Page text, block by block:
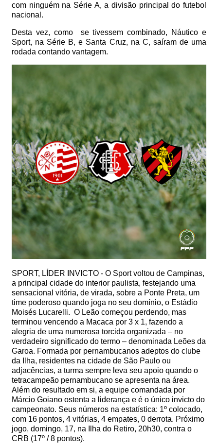
com ninguém na Série A, a divisão principal do futebol
nacional.
Desta vez, como
se tivessem combinado, Náutico e
Sport, na Série B, e Santa Cruz, na C, saíram de uma
rodada contando vantagem.
SPORT, LÍDER INVICTO - O Sport voltou de Campinas,
a principal cidade do interior paulista, festejando uma
sensacional vitória, de virada, sobre a Ponte Preta, um
time poderoso quando joga no seu domínio, o Estádio
Moisés Lucarelli. O Leão começou perdendo, mas
terminou vencendo a Macaca por 3 x 1, fazendo a
alegria de uma numerosa torcida organizada – no
verdadeiro significado do termo – denominada Leões da
Garoa. Formada por pernambucanos adeptos do clube
da Ilha, residentes na cidade de São Paulo ou
adjacências, a turma sempre leva seu apoio quando o
tetracampeão pernambucano se apresenta na área.
Além do resultado em si, a equipe comandada por
Márcio Goiano ostenta a liderança e é o único invicto do
campeonato. Seus números na estatística: 1º colocado,
com 16 pontos, 4 vitórias, 4 empates, 0 derrota. Próximo
jogo, domingo, 17, na Ilha do Retiro, 20h30, contra o
CRB (17º / 8 pontos).